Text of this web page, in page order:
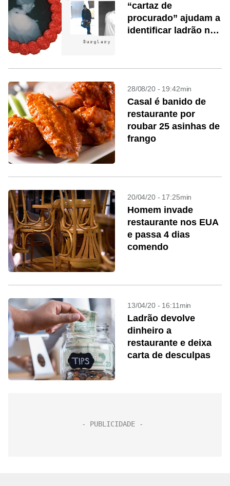
“cartaz de
procurado” ajudam a
identificar ladrão nos
28/08/20 - 19:42min
Casal é banido de
restaurante por
roubar 25 asinhas de
frango
20/04/20 - 17:25min
Homem invade
restaurante nos EUA
e passa 4 dias
comendo
13/04/20 - 16:11min
Ladrão devolve
dinheiro a
restaurante e deixa
carta de desculpas